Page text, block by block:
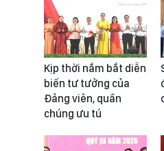
Kịp thời nắm bắt diễn
biến tư tưởng của
Đảng viên, quần
chúng ưu tú